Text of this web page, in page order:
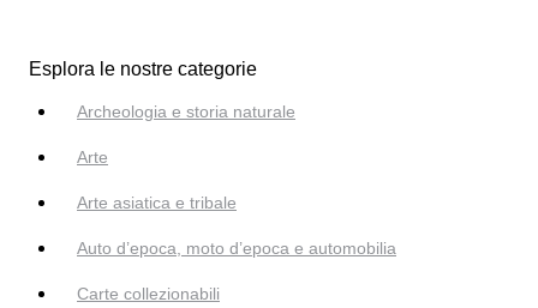
Esplora le nostre categorie
Archeologia e storia naturale
Arte
Arte asiatica e tribale
Auto d’epoca, moto d’epoca e automobilia
Carte collezionabili